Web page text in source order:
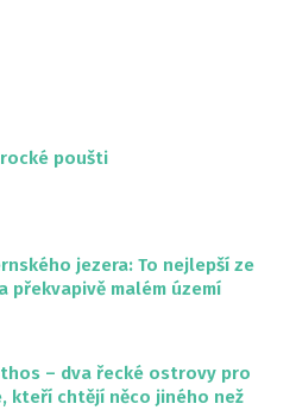
poušti
jezera: To nejlepší ze
překvapivě malém území
– dva řecké ostrovy pro
kteří chtějí něco jiného než